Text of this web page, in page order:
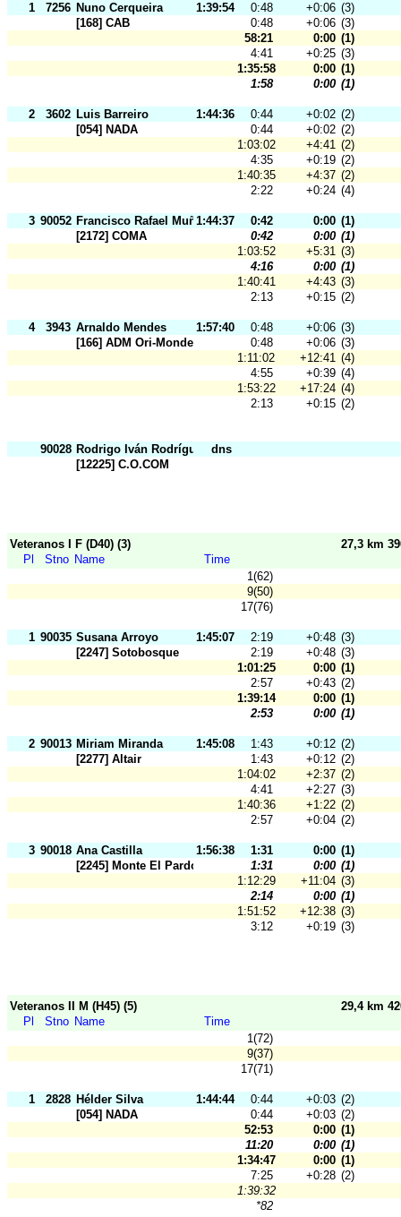
1 7256 Nuno Cerqueira 1:39:54 0:48 +0:06 (3)
[168] CAB
0:48 +0:06 (3)
58:21
0:00 (1)
4:41
+0:25 (3)
1:35:58
0:00 (1)
1:58
0:00 (1)
2 3602 Luis Barreiro 1:44:36 0:44 +0:02 (2)
[054] NADA
0:44 +0:02 (2)
1:03:02
+4:41 (2)
4:35
+0:19 (2)
1:40:35
+4:37 (2)
2:22
+0:24 (4)
3 90052 Francisco Rafael Muñoz1:44:37 0:42 0:00 (1)
[2172] COMA
0:42 0:00 (1)
1:03:52
+5:31 (3)
4:16
0:00 (1)
1:40:41
+4:43 (3)
2:13
+0:15 (2)
4 3943 Arnaldo Mendes 1:57:40 0:48 +0:06 (3)
[166] ADM Ori-Mondego
0:48 +0:06 (3)
1:11:02
+12:41 (4)
4:55
+0:39 (4)
1:53:22
+17:24 (4)
2:13
+0:15 (2)
90028 Rodrigo Iván Rodríguez
dns
[12225] C.O.COM
Veteranos I F (D40) (3)
27,3 km
Pl
Stno Name
Time
1(62)
9(50)
17(76)
1 90035 Susana Arroyo 1:45:07 2:19 +0:48 (3)
[2247] Sotobosque
2:19 +0:48 (3)
1:01:25
0:00 (1)
2:57
+0:43 (2)
1:39:14
0:00 (1)
2:53
0:00 (1)
2 90013 Miriam Miranda 1:45:08 1:43 +0:12 (2)
[2277] Altair
1:43 +0:12 (2)
1:04:02
+2:37 (2)
4:41
+2:27 (3)
1:40:36
+1:22 (2)
2:57
+0:04 (2)
3 90018 Ana Castilla 1:56:38 1:31 0:00 (1)
[2245] Monte El Pardo
1:31 0:00 (1)
1:12:29
+11:04 (3)
2:14
0:00 (1)
1:51:52
+12:38 (3)
3:12
+0:19 (3)
Veteranos II M (H45) (5)
29,4 km
Pl
Stno Name
Time
1(72)
9(37)
17(71)
1 2828 Hélder Silva 1:44:44 0:44 +0:03 (2)
[054] NADA
0:44 +0:03 (2)
52:53
0:00 (1)
11:20
0:00 (1)
1:34:47
0:00 (1)
7:25
+0:28 (2)
1:39:32
*82